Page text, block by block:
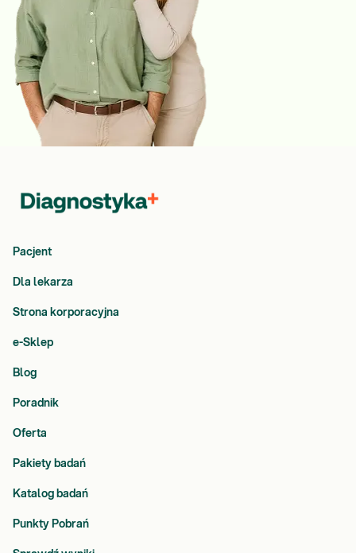
Pacjent
Dla lekarza
Strona korporacyjna
e-Sklep
Blog
Poradnik
Oferta
Pakiety badań
Katalog badań
Punkty Pobrań